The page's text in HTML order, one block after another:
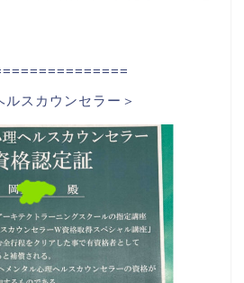
スカウンセラー＞